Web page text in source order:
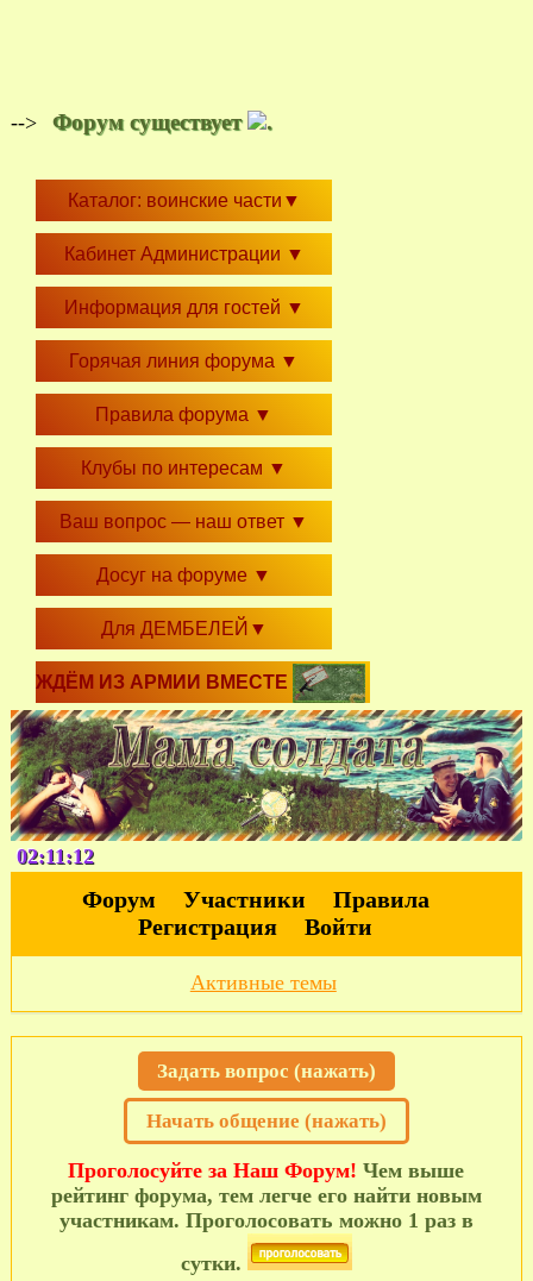
--> Форум существует .
Каталог: воинские части ▼
Кабинет Администрации ▼
Информация для гостей ▼
Горячая линия форума ▼
Правила форума ▼
Клубы по интересам ▼
Ваш вопрос — наш ответ ▼
Досуг на форуме ▼
Для ДЕМБЕЛЕЙ ▼
ЖДЁМ ИЗ АРМИИ ВМЕСТЕ
02:11:12
Форум Участники
Правила
Регистрация
Войти
Активные темы
Задать вопрос (нажать)
Начать общение (нажать)
Проголосуйте за Наш Форум! Чем выше
рейтинг форума, тем легче его найти новым
участникам. Проголосовать можно 1 раз в
сутки.